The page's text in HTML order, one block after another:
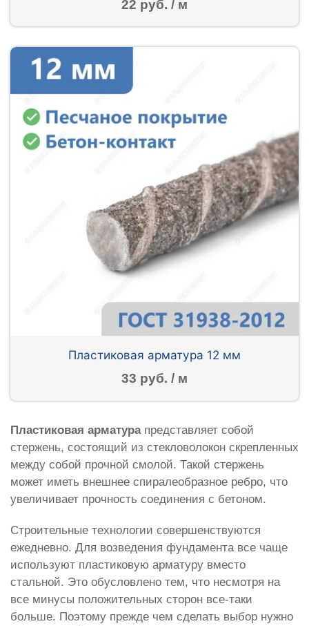
22 руб. / м
Пластиковая арматура 12 мм
33 руб. / м
Пластиковая арматурапредставляет собой
стержень, состоящий из стекловолокон скрепленных
между собой прочной смолой. Такой стержень
может иметь внешнее спиралеобразное ребро, что
увеличивает прочность соединения с бетоном.
Строительные технологии совершенствуются
ежедневно. Для возведения фундамента все чаще
используют пластиковую арматуру вместо
стальной. Это обусловлено тем, что несмотря на
все минусы положительных сторон все-таки
больше. Поэтому прежде чем сделать выбор нужно